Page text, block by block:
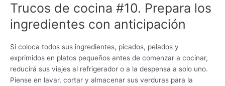
Trucos de cocina #10. Prepara los
ingredientes con anticipación
Si coloca todos sus ingredientes, picados, pelados y
exprimidos en platos pequeños antes de comenzar a cocinar,
reducirá sus viajes al refrigerador o a la despensa a solo uno.
Piense en lavar, cortar y almacenar sus verduras para la